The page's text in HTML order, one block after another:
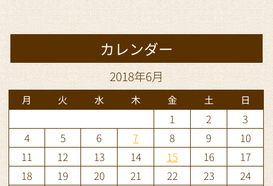
カレンダー
2018年6月
月 火 水 木 金 土 日
1 2
3
4
5 6 7 8 9
10
11
12 13 14 15 16
17
18
19 20 21 22 23
24